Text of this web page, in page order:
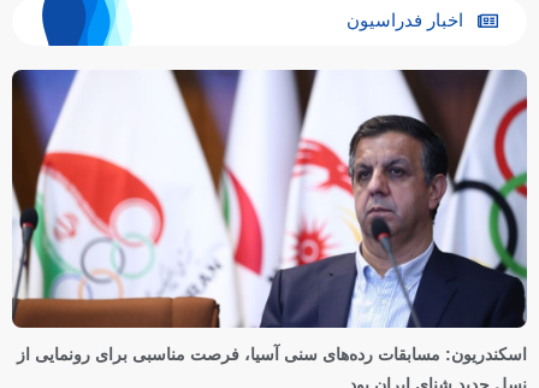
اخبار فدراسیون
اسکندریون: مسابقات رده‌های سنی آسیا، فرصت مناسبی برای رونمایی از